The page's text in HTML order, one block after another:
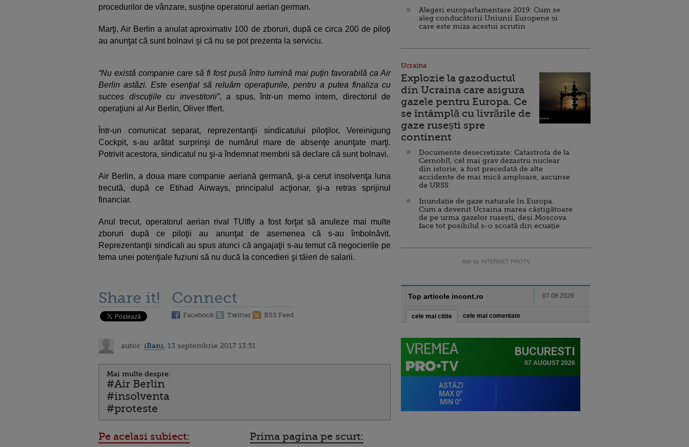
procedurilor de vânzare, susţine operatorul aerian german.
Marţi, Air Berlin a anulat aproximativ 100 de zboruri, după ce circa 200 de piloţi
au anunţat că sunt bolnavi şi că nu se pot prezenta la serviciu.
“Nu există companie care să fi fost pusă întro lumină mai puţin favorabilă ca Air
Berlin astăzi. Este esenţial să reluăm operaţiunile, pentru a putea finaliza cu
succes discuţiile cu investitorii”, a spus, într-un memo intern, directorul de
operaţiuni al Air Berlin, Oliver Iffert.
Într-un comunicat separat, reprezentanţii sindicatului piloţilor, Vereinigung
Cockpit, s-au arătat surprinşi de numărul mare de absenţe anunţate marţi.
Potrivit acestora, sindicatul nu şi-a îndemnat membrii să declare că sunt bolnavi.
Air Berlin, a doua mare companie aeriană germană, şi-a cerut insolvenţa luna
trecută, după ce Etihad Airways, principalul acţionar, şi-a retras sprijinul
financiar.
Anul trecut, operatorul aerian rival TUIfly a fost forţat să anuleze mai multe
zboruri după ce piloţii au anunţat de asemenea că s-au îmbolnăvit.
Reprezentanţii sindicali au spus atunci că angajaţii s-au temut că negocierile pe
tema unei potenţiale fuziuni să nu ducă la concedieri şi tăieri de salarii.
Share it! Connect
Facebook Twitter RSS Feed
autor: iBani , 13 septembrie 2017 13:51
Mai multe despre:
#Air Berlin
#insolventa
#proteste
Pe acelasi subiect: Prima pagina pe scurt:
Alegeri europarlamentare 2019: Cum se
aleg conducătorii Uniunii Europene și
care este miza acestui scrutin
Ucraina
Explozie la gazoductul
din Ucraina care asigura
gazele pentru Europa. Ce
se întâmplă cu livrările de
gaze rusești spre
continent
Documente desecretizate: Catastrofa de la
Cernobîl, cel mai grav dezastru nuclear
din istorie, a fost precedată de alte
accidente de mai mică amploare, ascunse
de URSS
Inundație de gaze naturale în Europa.
Cum a devenit Ucraina marea câștigătoare
de pe urma gazelor rusești, deși Moscova
face tot posibilul s-o scoată din ecuație
Ads by INTERNET PROTV
Top articole incont.ro 07.08.2026
cele mai citite cele mai comentate